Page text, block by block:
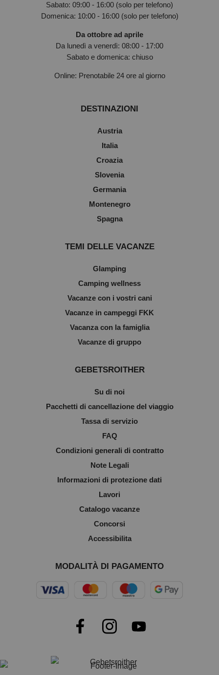
Sabato: 09:00 - 16:00 (solo per telefono)
Domenica: 10:00 - 16:00 (solo per telefono)
Da ottobre ad aprile
Da lunedì a venerdì: 08:00 - 17:00
Sabato e domenica: chiuso
Online: Prenotabile 24 ore al giorno
DESTINAZIONI
Austria
Italia
Croazia
Slovenia
Germania
Montenegro
Spagna
TEMI DELLE VACANZE
Glamping
Camping wellness
Vacanze con i vostri cani
Vacanze in campeggi FKK
Vacanza con la famiglia
Vacanze di gruppo
GEBETSROITHER
Su di noi
Pacchetti di cancellazione del viaggio
Tassa di servizio
FAQ
Condizioni generali di contratto
Note Legali
Informazioni di protezione dati
Lavori
Catalogo vacanze
Concorsi
Accessibilita
MODALITÀ DI PAGAMENTO